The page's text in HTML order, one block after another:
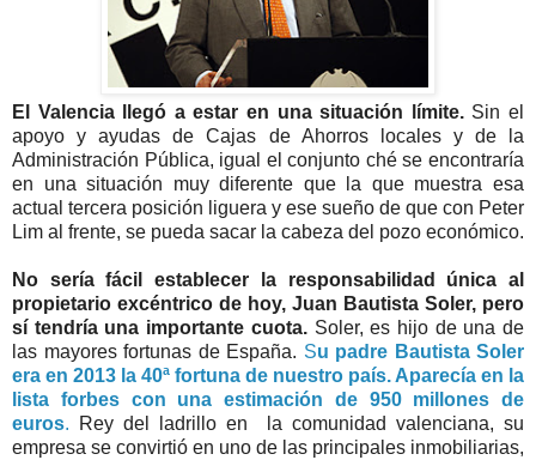
El Valencia llegó a estar en una situación límite.Sin el
apoyo y ayudas de Cajas de Ahorros locales y de la
Administración Pública, igual el conjunto ché se encontraría
en una situación muy diferente que la que muestra esa
actual tercera posición liguera y ese sueño de que con Peter
Lim al frente, se pueda sacar la cabeza del pozo económico.
No sería fácil establecer la responsabilidad única al
propietario excéntrico de hoy, Juan Bautista Soler, pero
sí tendría una importante cuota.Soler, es hijo de una de
las mayores fortunas de España. Su padre Bautista Soler
era en 2013 la 40ª fortuna de nuestro país. Aparecía en la
lista forbes con una estimación de 950 millones de
euros. Rey del ladrillo en la comunidad valenciana, su
empresa se convirtió en uno de las principales inmobiliarias,